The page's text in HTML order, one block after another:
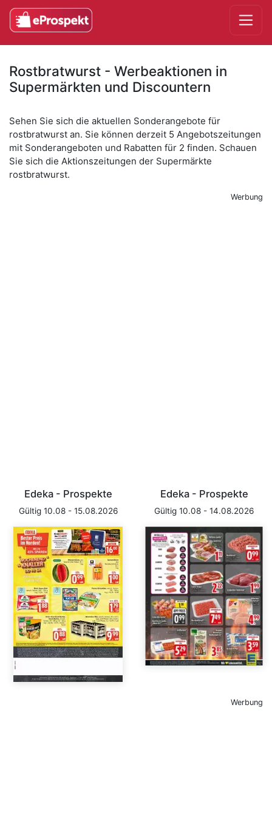
Rostbratwurst - Werbeaktionen in
Supermärkten und Discountern
Sehen Sie sich die aktuellen Sonderangebote für
rostbratwurst an. Sie können derzeit 5 Angebotszeitungen
mit Sonderangeboten und Rabatten für 2 finden. Schauen
Sie sich die Aktionszeitungen der Supermärkte
rostbratwurst.
Werbung
Edeka - Prospekte
Gültig 10.08 - 15.08.2026
Edeka - Prospekte
Gültig 10.08 - 14.08.2026
Werbung